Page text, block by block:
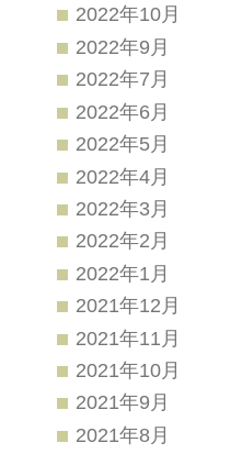
2022年10月
2022年9月
2022年7月
2022年6月
2022年5月
2022年4月
2022年3月
2022年2月
2022年1月
2021年12月
2021年11月
2021年10月
2021年9月
2021年8月